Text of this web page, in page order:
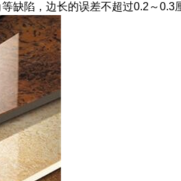
缺陷，边长的误差不超过0.2～0.3